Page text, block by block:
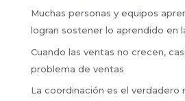
Muchas personas y equipos
logran sostener lo aprendido en
Cuando las ventas no crecen,
problema de ventas
La coordinación es el verdadero